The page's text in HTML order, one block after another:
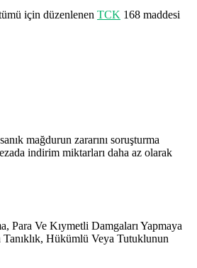
için düzenlenen TCK 168 maddesi
mağdurun zararını soruşturma
indirim miktarları daha az olarak
Para Ve Kıymetli Damgaları Yapmaya
Hükümlü Veya Tutuklunun